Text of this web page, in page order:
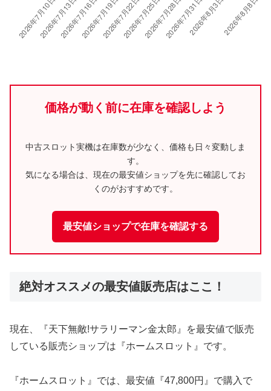
価格が動く前に在庫を確認しよう
中古スロット実機は在庫数が少なく、価格も日々変動しま
す。
気になる場合は、現在の最安値ショップを先に確認してお
くのがおすすめです。
最安値ショップで在庫を確認する
絶対オススメの最安値販売店はここ！
現在、『天下無敵!サラリーマン金太郎』を最安値で販売
している販売ショップは『ホームスロット』です。
『ホームスロット』では、最安値『47,800円』で購入で